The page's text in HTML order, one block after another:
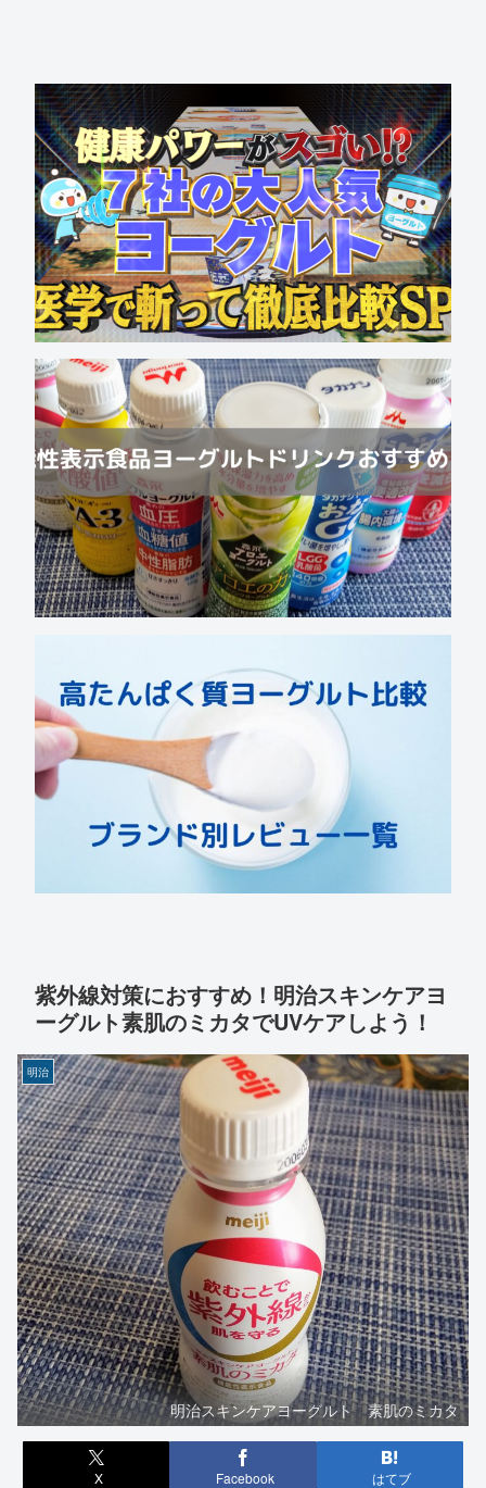
紫外線対策におすすめ！明治スキンケアヨ
ーグルト素肌のミカタでUVケアしよう！
明治
明治スキンケアヨーグルト 素肌のミカタ
X Facebook はてブ